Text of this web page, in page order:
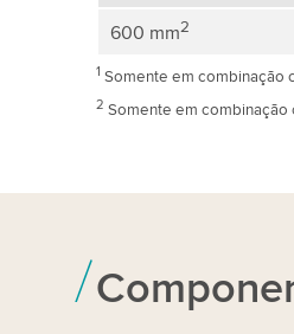
600 mm2
1 Somente em combinação
2 Somente em combinação